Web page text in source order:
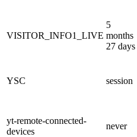
VISITOR_INFO1_LIVE
5
months
27 days
YSC session
yt-remote-connected-
devices
never